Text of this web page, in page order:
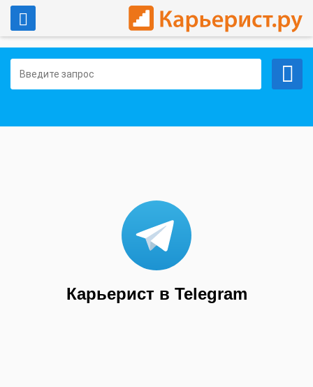
Работа в Ульяновске
Карьерист в Telegram